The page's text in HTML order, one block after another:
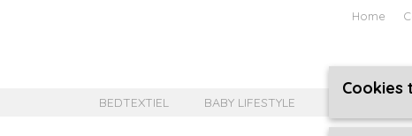
Home
BEDTEXTIEL BABY LIFESTYLE
Cookies